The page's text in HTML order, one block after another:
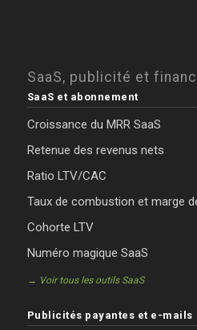
SaaS, publicité et
SaaS et abonnement
Croissance du MRR SaaS
Retenue des revenus nets
Ratio LTV/CAC
Taux de combustion et marge
Cohorte LTV
Numéro magique SaaS
→ Voir tous les outils SaaS
Publicités payantes et e-mails